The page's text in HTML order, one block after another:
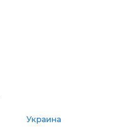
Украина